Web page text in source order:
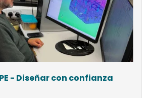
- Diseñar con confianza